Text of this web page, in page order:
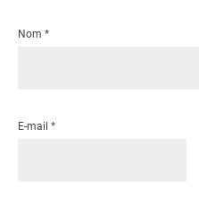
Nom *
E-mail *